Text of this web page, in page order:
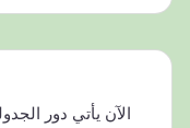
الآن يأتي دور